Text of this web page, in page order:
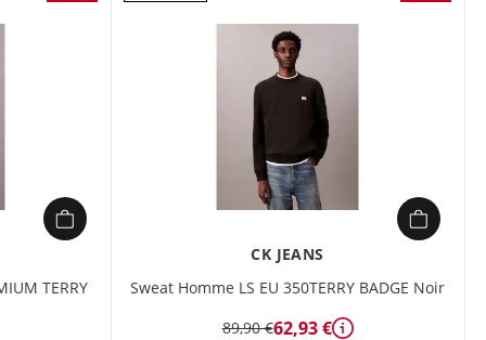
TERRY
CK JEANS
Sweat Homme LS EU 350TERRY BADGE Noir
89,90 €62,93 €